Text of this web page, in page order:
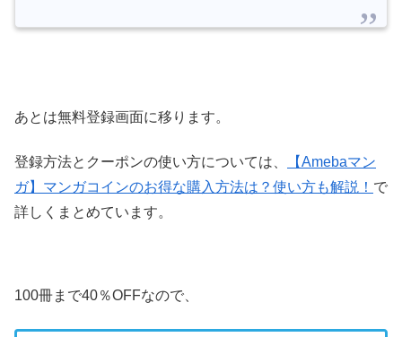
あとは無料登録画面に移ります。
登録方法とクーポンの使い方については、
【Amebaマン
ガ】マンガコインのお得な購入方法は？使い方も解説！ で
詳しくまとめています。
100冊まで40％OFFなので、